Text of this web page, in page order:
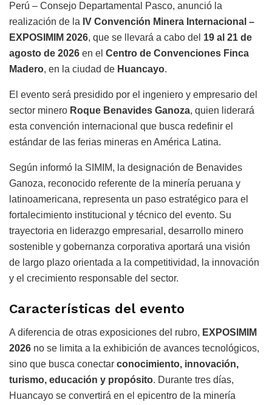
Perú – Consejo Departamental Pasco, anunció la
realización de la IV Convención Minera Internacional –
EXPOSIMIM 2026, que se llevará a cabo del 19 al 21 de
agosto de 2026 en el Centro de Convenciones Finca
Madero, en la ciudad de Huancayo.
El evento será presidido por el ingeniero y empresario del
sector minero Roque Benavides Ganoza, quien liderará
esta convención internacional que busca redefinir el
estándar de las ferias mineras en América Latina.
Según informó la SIMIM, la designación de Benavides
Ganoza, reconocido referente de la minería peruana y
latinoamericana, representa un paso estratégico para el
fortalecimiento institucional y técnico del evento. Su
trayectoria en liderazgo empresarial, desarrollo minero
sostenible y gobernanza corporativa aportará una visión
de largo plazo orientada a la competitividad, la innovación
y el crecimiento responsable del sector.
Características del evento
A diferencia de otras exposiciones del rubro, EXPOSIMIM
2026 no se limita a la exhibición de avances tecnológicos,
sino que busca conectar conocimiento, innovación,
turismo, educación y propósito. Durante tres días,
Huancayo se convertirá en el epicentro de la minería